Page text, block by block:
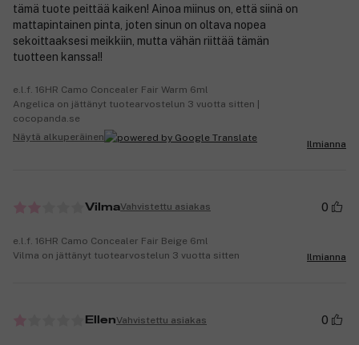
tämä tuote peittää kaiken! Ainoa miinus on, että siinä on
mattapintainen pinta, joten sinun on oltava nopea
sekoittaaksesi meikkiin, mutta vähän riittää tämän
tuotteen kanssa!!
e.l.f. 16HR Camo Concealer Fair Warm 6ml
Angelica on jättänyt tuotearvostelun 3 vuotta sitten |
cocopanda.se
Näytä alkuperäinen
Ilmianna
VilmaVahvistettu asiakas 0
e.l.f. 16HR Camo Concealer Fair Beige 6ml
Vilma on jättänyt tuotearvostelun 3 vuotta sitten
Ilmianna
EllenVahvistettu asiakas 0